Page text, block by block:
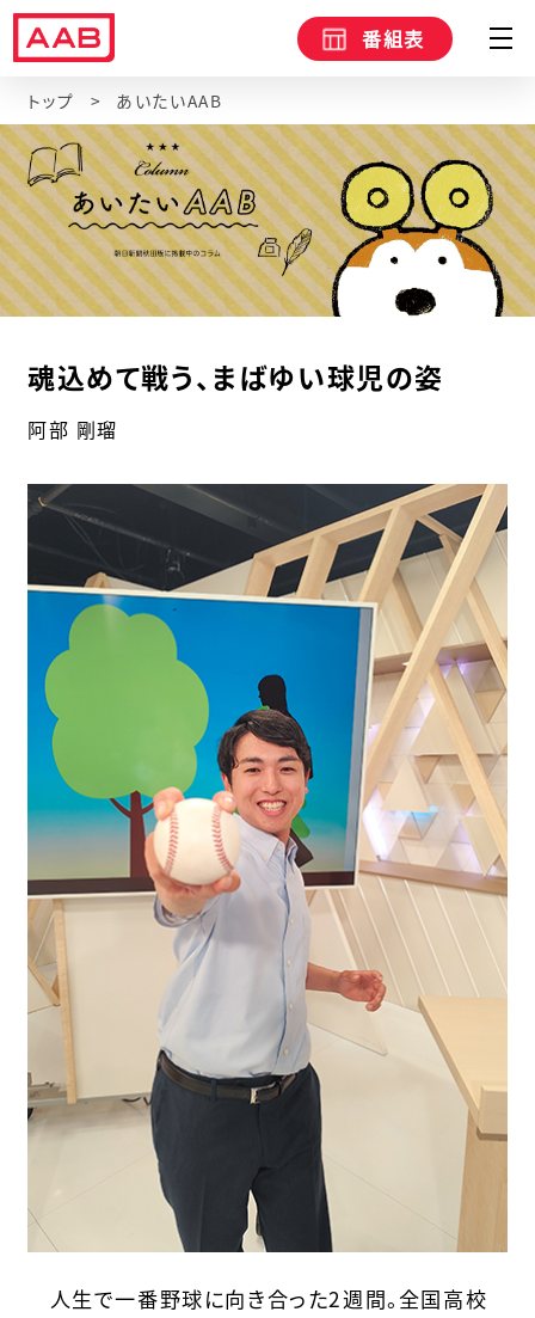
番組表
トップ あいたいAAB
魂込めて戦う、まばゆい球児の姿
阿部 剛瑠
人生で一番野球に向き合った2週間。全国高校